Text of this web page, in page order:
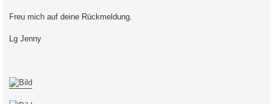
Freu mich auf deine Rückmeldung.
Lg Jenny